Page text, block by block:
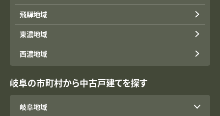
飛騨地域
東濃地域
西濃地域
岐阜の市町村から中古戸建てを探す
岐阜地域